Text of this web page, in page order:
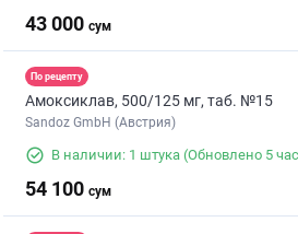
43 000 сум
По рецепту
Амоксиклав, 500/125 мг, таб. №15
Sandoz GmbH (Австрия)
В наличии: 1 штука (Обновлено 5
54 100 сум